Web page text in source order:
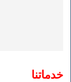
خدماتنا